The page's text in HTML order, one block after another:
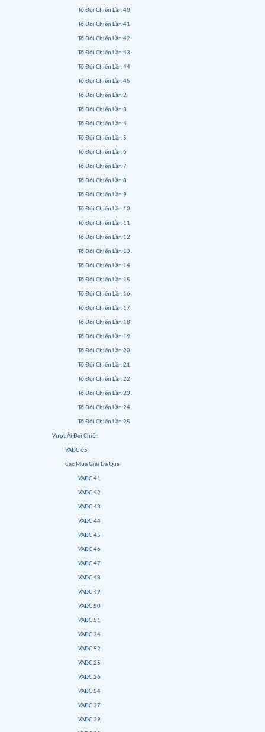
Tổ Đội Chiến Lần 40
Tổ Đội Chiến Lần 41
Tổ Đội Chiến Lần 42
Tổ Đội Chiến Lần 43
Tổ Đội Chiến Lần 44
Tổ Đội Chiến Lần 45
Tổ Đội Chiến Lần 2
Tổ Đội Chiến Lần 3
Tổ Đội Chiến Lần 4
Tổ Đội Chiến Lần 5
Tổ Đội Chiến Lần 6
Tổ Đội Chiến Lần 7
Tổ Đội Chiến Lần 8
Tổ Đội Chiến Lần 9
Tổ Đội Chiến Lần 10
Tổ Đội Chiến Lần 11
Tổ Đội Chiến Lần 12
Tổ Đội Chiến Lần 13
Tổ Đội Chiến Lần 14
Tổ Đội Chiến Lần 15
Tổ Đội Chiến Lần 16
Tổ Đội Chiến Lần 17
Tổ Đội Chiến Lần 18
Tổ Đội Chiến Lần 19
Tổ Đội Chiến Lần 20
Tổ Đội Chiến Lần 21
Tổ Đội Chiến Lần 22
Tổ Đội Chiến Lần 23
Tổ Đội Chiến Lần 24
Tổ Đội Chiến Lần 25
Vượt Ải Đại Chiến
VAĐC 65
Các Mùa Giải Đã Qua
VAĐC 41
VAĐC 42
VAĐC 43
VAĐC 44
VAĐC 45
VAĐC 46
VAĐC 47
VAĐC 48
VAĐC 49
VAĐC 50
VAĐC 51
VAĐC 24
VAĐC 52
VAĐC 25
VAĐC 26
VAĐC 54
VAĐC 27
VAĐC 29